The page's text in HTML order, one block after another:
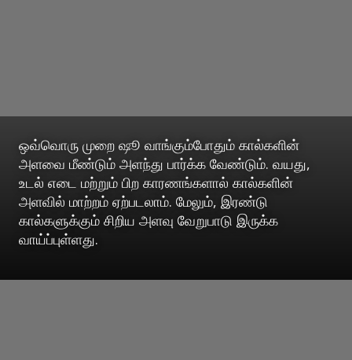
ஒவ்வொரு முறை ஷூ வாங்கும்போதும் கால்களின்
அளவை மீண்டும் அளந்து பார்க்க வேண்டும். வயது,
உடல் எடை மற்றும் பிற காரணங்களால் கால்களின்
அளவில் மாற்றம் ஏற்படலாம். மேலும், இரண்டு
கால்களுக்கும் சிறிய அளவு வேறுபாடு இருக்க
வாய்ப்புள்ளது.